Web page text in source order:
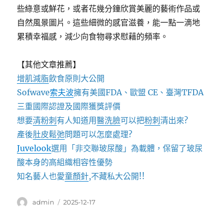
些綠意或鮮花，或者花幾分鐘欣賞美麗的藝術作品或
自然風景圖片。這些細微的感官滋養，能一點一滴地
累積幸福感，減少向食物尋求慰藉的頻率。
【其他文章推薦】
增肌減脂飲食原則大公開
Sofwave索夫波擁有美國FDA、歐盟 CE、臺灣TFDA
三重國際認證及國際獲獎評價
想要清粉刺 有人知道用醫洗臉可以把粉刺清出來?
產後肚皮鬆弛問題可以怎麼處理?
Juvelook選用「非交聯玻尿酸」為載體，保留了玻尿
酸本身的高組織相容性優勢
知名藝人也愛童顏針,不藏私大公開!!
作
admin
發
2025-12-17